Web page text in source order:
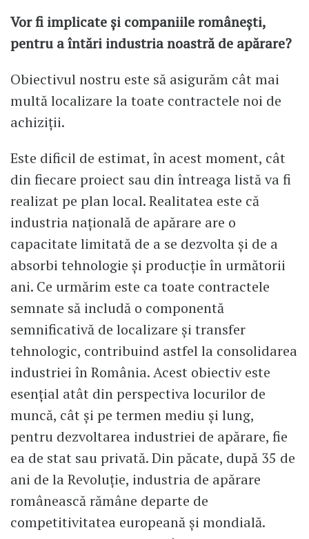
Vor fi implicate și companiile românești,
pentru a întări industria noastră de apărare?
Obiectivul nostru este să asigurăm cât mai
multă localizare la toate contractele noi de
achiziții.
Este dificil de estimat, în acest moment, cât
din fiecare proiect sau din întreaga listă va fi
realizat pe plan local. Realitatea este că
industria națională de apărare are o
capacitate limitată de a se dezvolta și de a
absorbi tehnologie și producție în următorii
ani. Ce urmărim este ca toate contractele
semnate să includă o componentă
semnificativă de localizare și transfer
tehnologic, contribuind astfel la consolidarea
industriei în România. Acest obiectiv este
esențial atât din perspectiva locurilor de
muncă, cât și pe termen mediu și lung,
pentru dezvoltarea industriei de apărare, fie
ea de stat sau privată. Din păcate, după 35 de
ani de la Revoluție, industria de apărare
românească rămâne departe de
competitivitatea europeană și mondială.